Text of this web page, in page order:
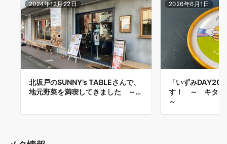
2024年12月22日
北坂戸のSUNNY’s TABLEさんで、
地元野菜を満喫してきました ～…
2026年6月1日
「いずみ
す！ ～ キタサ
～